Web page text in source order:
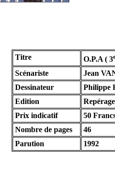
Titre O.P.A ( 3
Scénariste
Jean
Dessinateur
Philippe
Edition
Prix indicatif
50
Nombre de pages
46
Parution
1992